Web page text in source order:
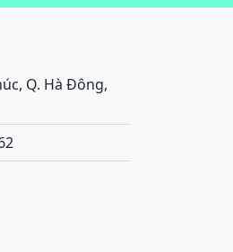
Q. Hà Đông,